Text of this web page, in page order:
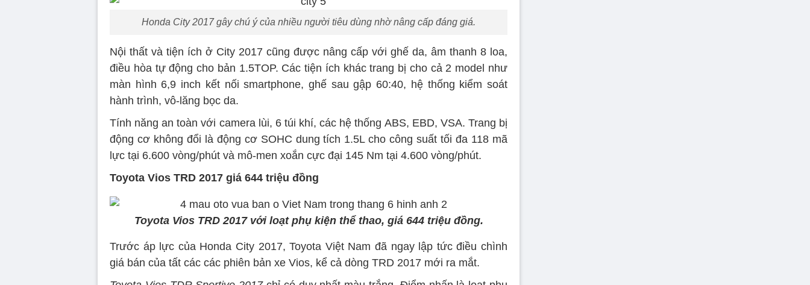
Honda City 2017 gây chú ý của nhiều người tiêu dùng nhờ nâng cấp đáng giá.
Nội thất và tiện ích ở City 2017 cũng được nâng cấp với ghế da, âm thanh 8 loa,
điều hòa tự động cho bản 1.5TOP. Các tiện ích khác trang bị cho cả 2 model như
màn hình 6,9 inch kết nối smartphone, ghế sau gập 60:40, hệ thống kiểm soát
hành trình, vô-lăng bọc da.
Tính năng an toàn với camera lùi, 6 túi khí, các hệ thống ABS, EBD, VSA. Trang bị
động cơ không đổi là động cơ SOHC dung tích 1.5L cho công suất tối đa 118 mã
lực tại 6.600 vòng/phút và mô-men xoắn cực đại 145 Nm tại 4.600 vòng/phút.
Toyota Vios TRD 2017 giá 644 triệu đồng
Toyota Vios TRD 2017 với loạt phụ kiện thể thao, giá 644 triệu đồng.
Trước áp lực của Honda City 2017, Toyota Việt Nam đã ngay lập tức điều chình
giá bán của tất các các phiên bản xe Vios, kể cả dòng TRD 2017 mới ra mắt.